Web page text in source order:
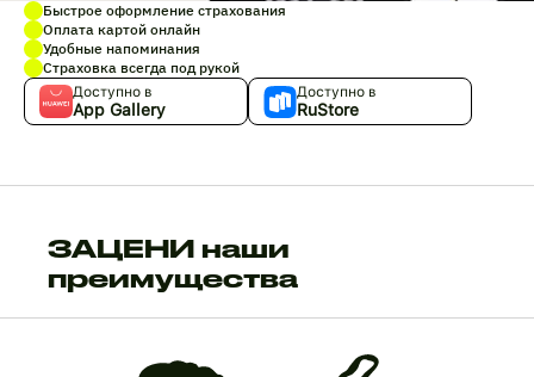
Быстрое оформление страхования
Оплата картой онлайн
Удобные напоминания
Страховка всегда под рукой
Доступно в
App Gallery
Доступно в
RuStore
ЗАЦЕНИ наши
преимущества